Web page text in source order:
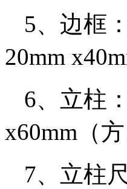
5、边框
20mm
6、立柱
x60mm（
7、立柱